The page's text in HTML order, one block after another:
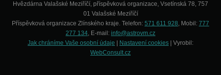
Hvězdárna Valašské Meziříčí, příspěvková organizace, Vsetínská 78, 757
01 Valašské Meziříčí
Příspěvková organizace Zlínského kraje. Telefon: 571 611 928, Mobil: 777
277 134, E-mail: info@astrovm.cz
Jak chráníme Vaše osobní údaje
Nastavení cookies | Vyrobil:
WebConsult.cz